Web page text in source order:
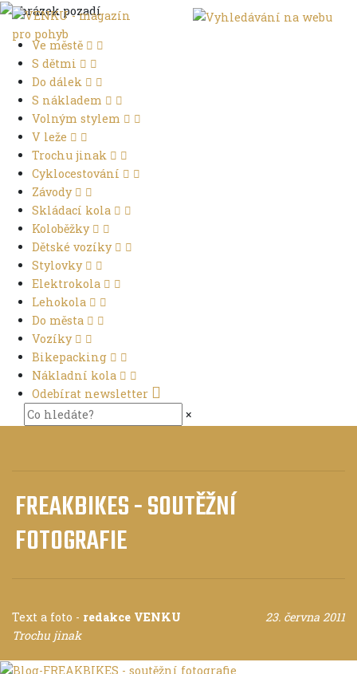
Ve městě
S dětmi
Do dálek
S nákladem
Volným stylem
V leže
Trochu jinak
Cyklocestování
Závody
Skládací kola
Koloběžky
Dětské vozíky
Stylovky
Elektrokola
Lehokola
Do města
Vozíky
Bikepacking
Nákladní kola
Odebírat newsletter
×
FREAKBIKES - SOUTĚŽNÍ
FOTOGRAFIE
Text a foto - redakce VENKU
23. června 2011
Trochu jinak